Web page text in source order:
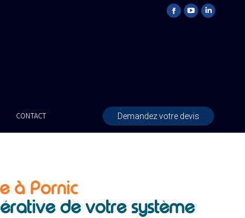
CONTACT Demandez votre devis
à Pornic
de votre système